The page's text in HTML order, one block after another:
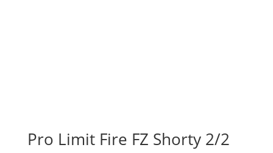
Pro Limit Fire FZ Shorty 2/2